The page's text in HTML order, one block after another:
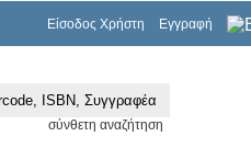
Είσοδος Χρήστη Εγγραφή
σύνθετη αναζήτηση